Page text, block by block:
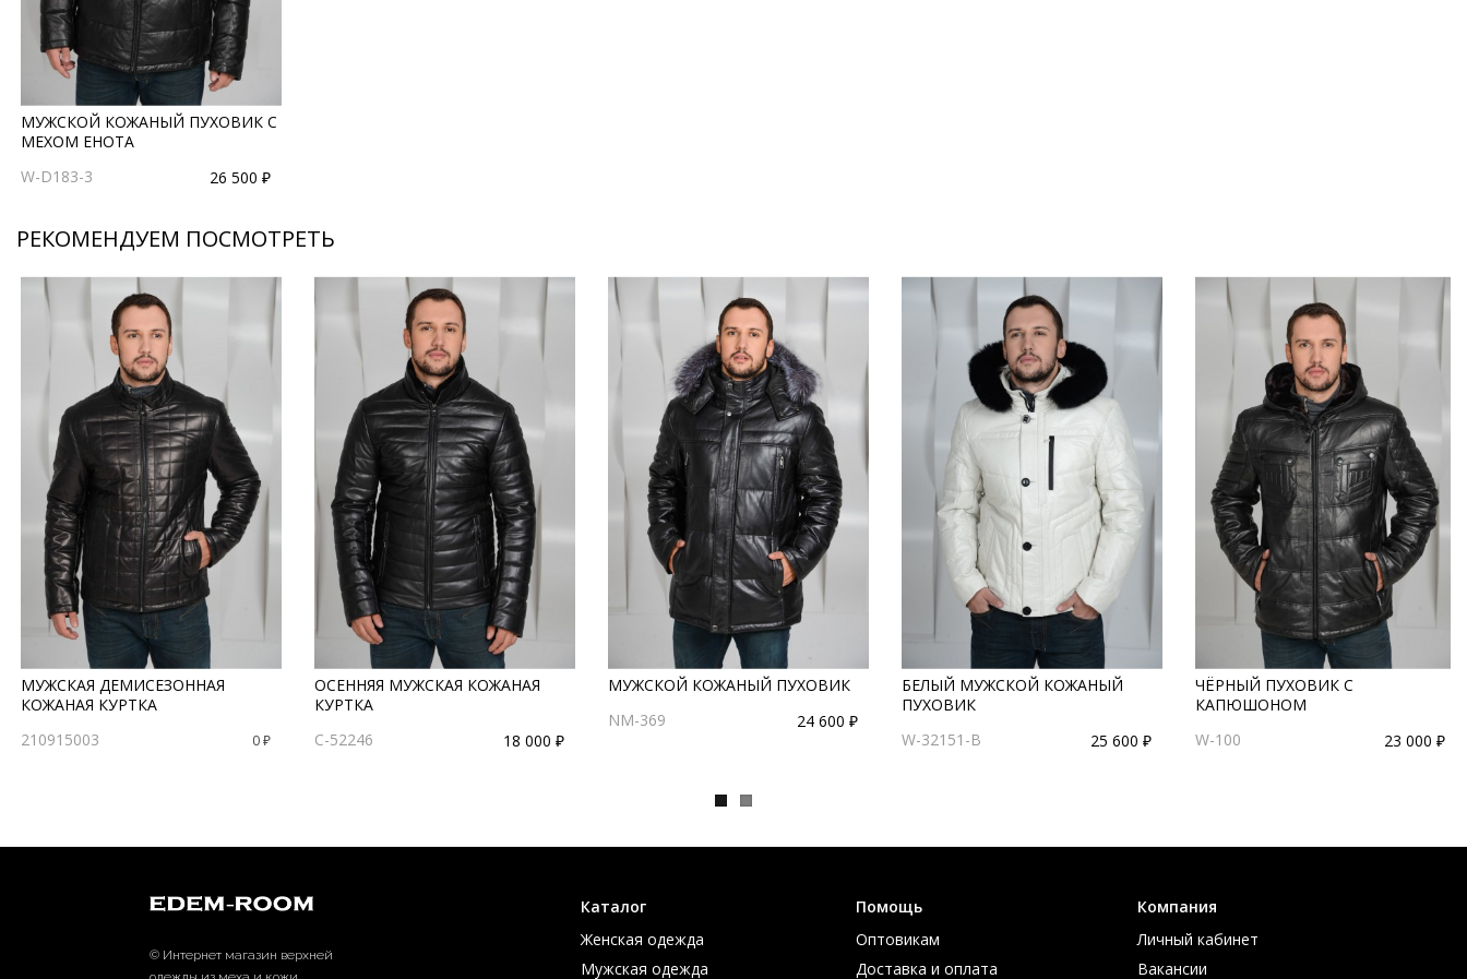
МУЖСКОЙ КОЖАНЫЙ ПУХОВИК С
МЕХОМ ЕНОТА
W-D183-3
26 500 ₽
РЕКОМЕНДУЕМ ПОСМОТРЕТЬ
МУЖСКАЯ ДЕМИСЕЗОННАЯ
КОЖАНАЯ КУРТКА
210915003
0 ₽
ОСЕННЯЯ МУЖСКАЯ КОЖАНАЯ
КУРТКА
С-52246
18 000 ₽
МУЖСКОЙ КОЖАНЫЙ ПУХОВИК
NM-369
24 600 ₽
БЕЛЫЙ МУЖСКОЙ КОЖАНЫЙ
ПУХОВИК
W-32151-B
25 600 ₽
ЧЁРНЫЙ ПУХОВИК С
КАПЮШОНОМ
W-100
23 000 ₽
© Интернет магазин верхней
Каталог
Женская одежда
Мужская одежда
Помощь
Оптовикам
Доставка и оплата
Компания
Личный кабинет
Вакансии